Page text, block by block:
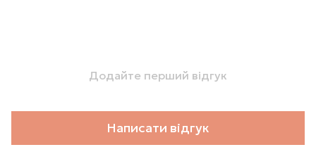
Додайте перший відгук
Написати відгук